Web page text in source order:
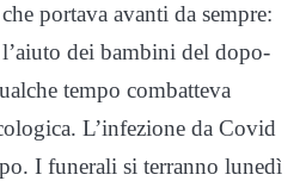
portava avanti da sempre:
dei bambini del dopo-
tempo combatteva
L’infezione da Covid
I funerali si terranno lunedì